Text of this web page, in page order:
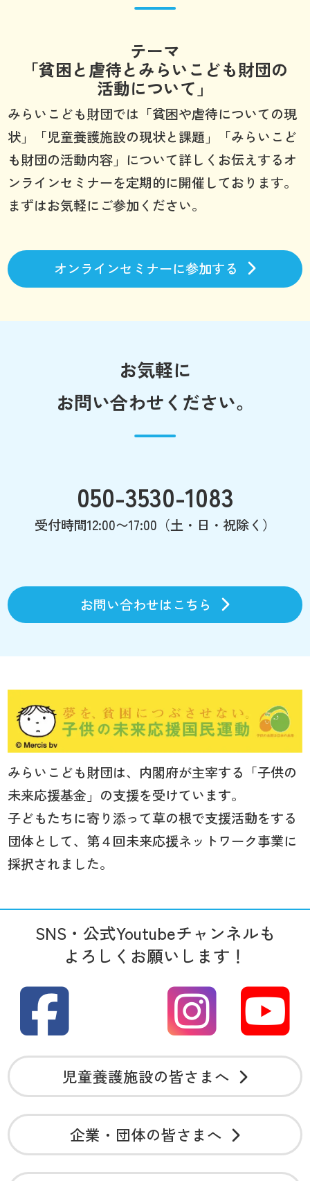
テーマ
「貧困と虐待とみらいこども財団の
活動について」
みらいこども財団では「貧困や虐待についての現
状」「児童養護施設の現状と課題」「みらいこど
も財団の活動内容」について詳しくお伝えするオ
ンラインセミナーを定期的に開催しております。
まずはお気軽にご参加ください。
オンラインセミナーに参加する
お気軽に
お問い合わせください。
050-3530-1083
受付時間12:00〜17:00（土・日・祝除く）
お問い合わせはこちら
みらいこども財団は、内閣府が主宰する「子供の
未来応援基金」の支援を受けています。
子どもたちに寄り添って草の根で支援活動をする
団体として、第４回未来応援ネットワーク事業に
採択されました。
SNS・公式Youtubeチャンネルも
よろしくお願いします！
児童養護施設の皆さまへ
企業・団体の皆さまへ